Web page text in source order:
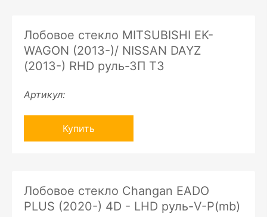
Лобовое стекло MITSUBISHI EK-
WAGON (2013-)/ NISSAN DAYZ
(2013-) RHD руль-ЗП ТЗ
Артикул:
Купить
Лобовое стекло Changan EADO
PLUS (2020-) 4D - LHD руль-V-P(mb)